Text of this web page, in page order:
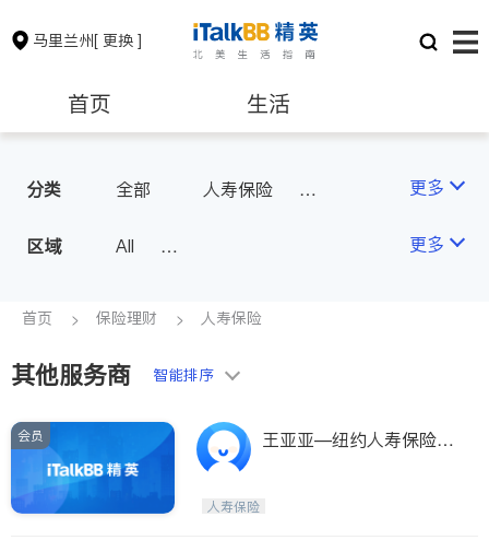
马里兰州[ 更换 ]
首页 生活
保险理财
银行贷款 会计师
建筑装修
非盈利组织
分类 全部
人寿保险
更多
区域
All
D.C.)
更多
首页 保险理财 人寿保险
其他服务商 智能排序
会员
王亚亚—纽约人寿保险公
人寿保险